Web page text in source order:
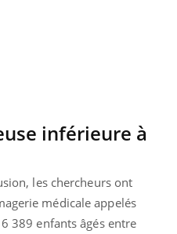
inférieure à
les chercheurs ont
médicale appelés
389 enfants âgés entre